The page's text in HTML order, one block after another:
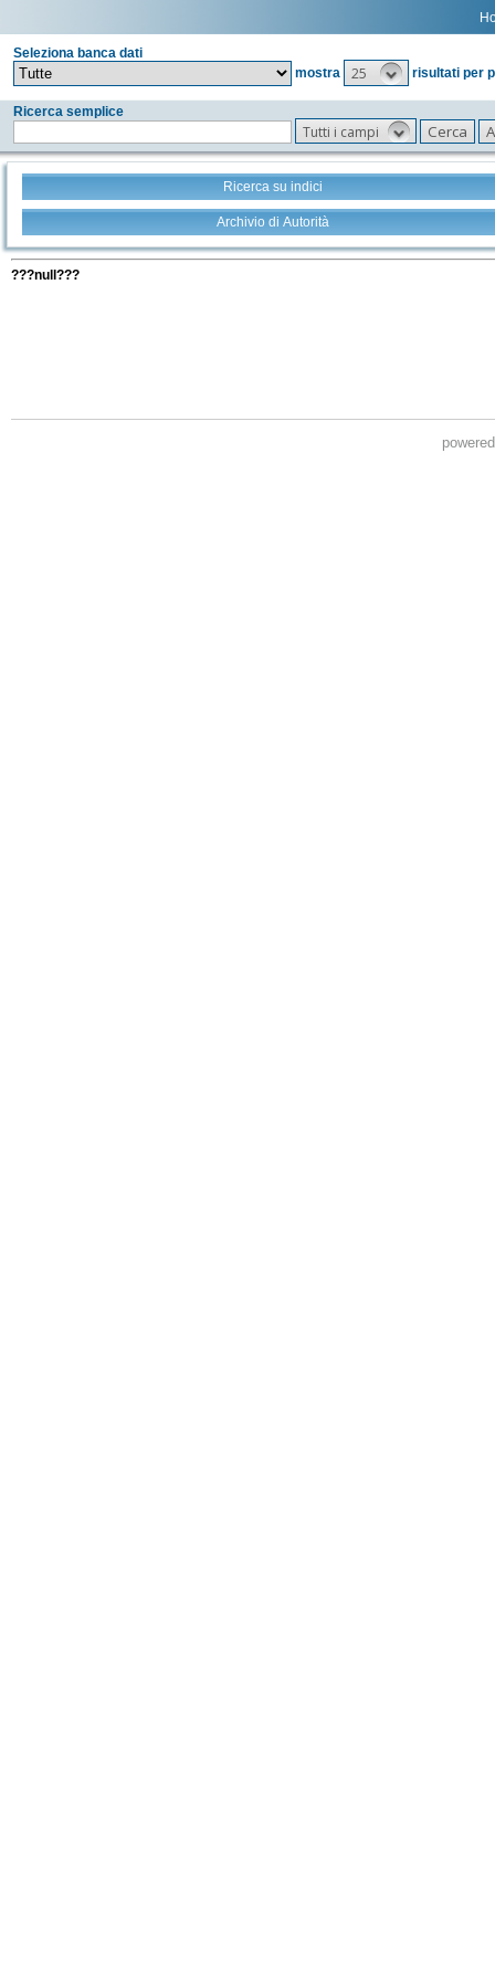
Seleziona banca dati
mostra
25 risultati per
Ricerca semplice
Tutti i campi
Ricerca su indici
Archivio di Autorità
???null???